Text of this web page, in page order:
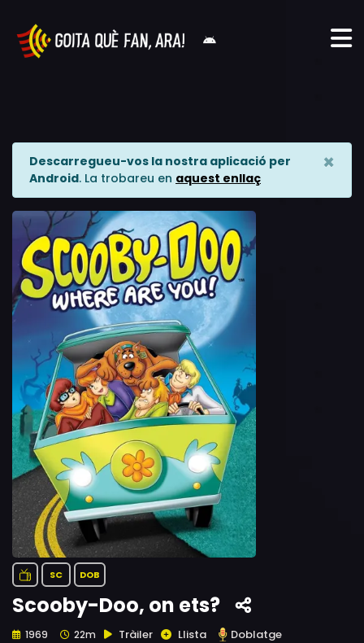
Descarregueu-vos la nostra aplicació per
Android. La trobareu en aquest enllaç
×
SC DOB
Scooby-Doo, on ets?
1969 22m Tràiler Llista Doblatge